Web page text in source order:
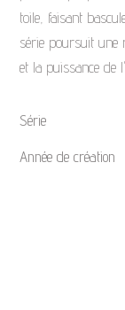
toile, faisant
série poursuit une
et la puissance de
Série
Année de création